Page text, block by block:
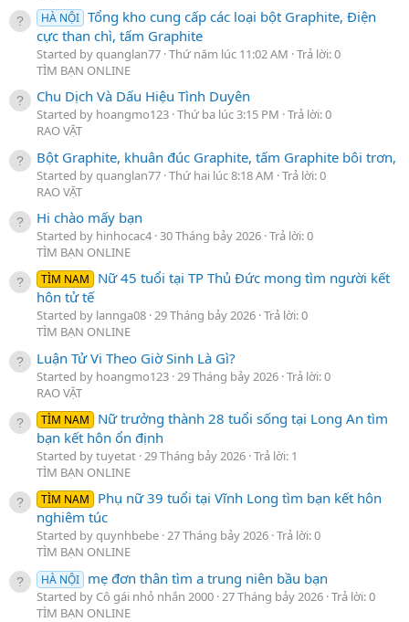
HÀ NỘI Tổng kho cung cấp các loại bột Graphite, Điện
cực than chì, tấm Graphite
Started by quanglan77 Thứ năm lúc 11:02 AM Trả lời: 0
TÌM BẠN ONLINE
Chu Dịch Và Dấu Hiệu Tình Duyên
Started by hoangmo123 Thứ ba lúc 3:15 PM Trả lời: 0
RAO VẶT
Bột Graphite, khuân đúc Graphite, tấm Graphite bôi trơn,
Started by quanglan77 Thứ hai lúc 8:18 AM Trả lời: 0
RAO VẶT
Hi chào mấy bạn
Started by hinhocac4 30 Tháng bảy 2026 Trả lời: 0
TÌM BẠN ONLINE
TÌM NAM
Nữ 45 tuổi tại TP Thủ Đức mong tìm người kết
hôn tử tế
Started by lannga08 29 Tháng bảy 2026 Trả lời: 0
TÌM BẠN ONLINE
Luận Tử Vi Theo Giờ Sinh Là Gì?
Started by hoangmo123 29 Tháng bảy 2026 Trả lời: 0
RAO VẶT
TÌM NAM
Nữ trưởng thành 28 tuổi sống tại Long An tìm
bạn kết hôn ổn định
Started by tuyetat 29 Tháng bảy 2026 Trả lời: 1
TÌM BẠN ONLINE
TÌM NAM
Phụ nữ 39 tuổi tại Vĩnh Long tìm bạn kết hôn
nghiêm túc
Started by quynhbebe 27 Tháng bảy 2026 Trả lời: 0
TÌM BẠN ONLINE
HÀ NỘI mẹ đơn thân tìm a trung niên bầu bạn
Started by Cô gái nhỏ nhắn 2000 27 Tháng bảy 2026 Trả lời: 0
TÌM BẠN ONLINE